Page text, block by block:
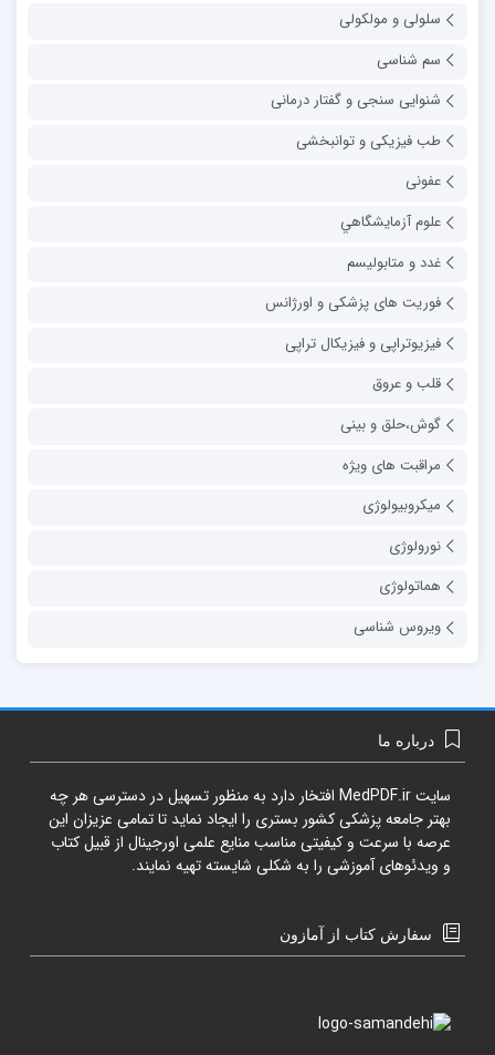
سلولی و مولکولی
سم شناسی
شنوایی سنجی و گفتار درمانی
طب فیزیکی و توانبخشی
عفونی
علوم آزمايشگاهي
غدد و متابولیسم
فوریت های پزشکی و اورژانس
فیزیوتراپی و فیزیکال تراپی
قلب و عروق
گوش،حلق و بینی
مراقبت های ویژه
میکروبیولوژی
نورولوژی
هماتولوژی
ویروس شناسی
درباره ما
سایتMedPDF.ir افتخار دارد به منظور تسهیل در دسترسی هر چه
بهتر جامعه پزشکی کشور بستری را ایجاد نماید تا تمامی عزیزان این
عرصه با سرعت و کیفیتی مناسب منایع علمی اورجینال از قبیل کتاب
و ویدئوهای آموزشی را به شکلی شایسته تهیه نمایند.
سفارش کتاب از آمازون